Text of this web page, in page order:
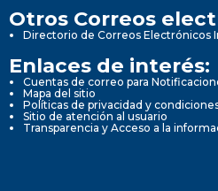
Otros Correos
Directorio de Correos Electrónicos
Enlaces de interés:
Cuentas de correo para
Mapa del sitio
Políticas de privacidad y
Sitio de atención al usuario
Transparencia y Acceso a la